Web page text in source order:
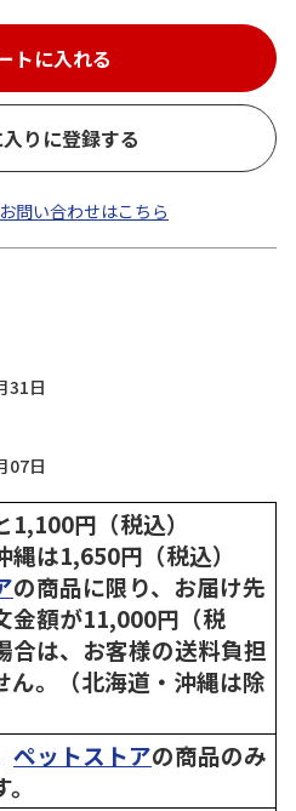
トに入れる
りに登録する
問い合わせはこちら
31日
07日
円（税込）
は1,650円（税込）
の商品に限り、お届け先
金額が11,000円（税
合は、お客様の送料負担
ん。（北海道・沖縄は除
ペットストアの商品のみ